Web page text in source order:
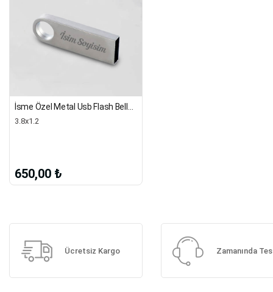
İsme Özel Metal Usb Flash Bellek | 32 Gb
3.8x1.2
650,00 ₺
Ücretsiz Kargo Zamanında